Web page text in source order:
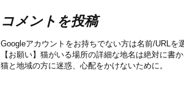
コメントを投稿
Googleアカウントをお持ちでない方は名前/URLを
【お願い】猫がいる場所の詳細な地名は絶対に書か
猫と地域の方に迷惑、心配をかけないために。